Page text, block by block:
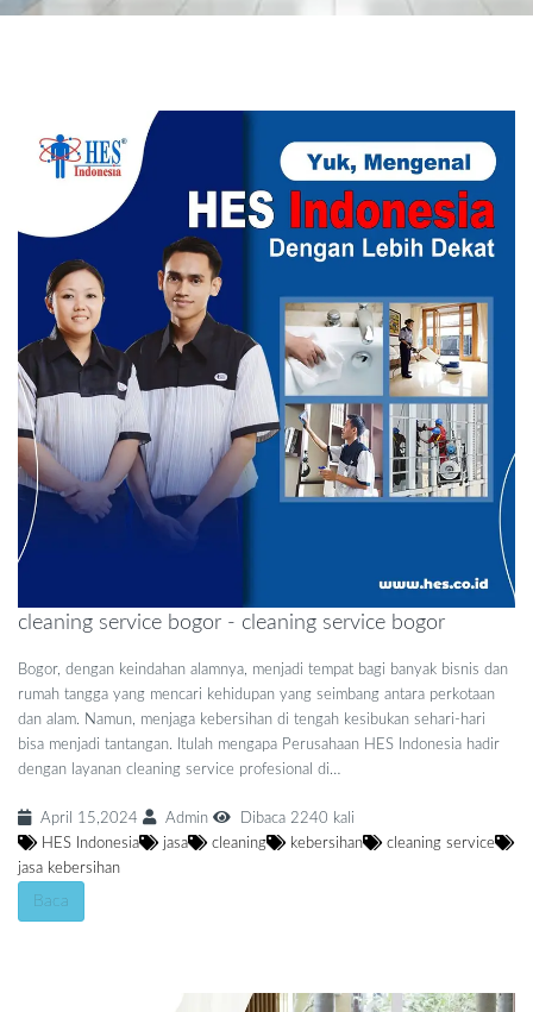
cleaning service bogor - cleaning service bogor
Bogor, dengan keindahan alamnya, menjadi tempat bagi banyak bisnis dan
rumah tangga yang mencari kehidupan yang seimbang antara perkotaan
dan alam. Namun, menjaga kebersihan di tengah kesibukan sehari-hari
bisa menjadi tantangan. Itulah mengapa Perusahaan HES Indonesia hadir
dengan layanan cleaning service profesional di…
April 15,2024 Admin
Dibaca 2240 kali
HES Indonesia
jasa cleaning kebersihan
cleaning service
jasa kebersihan
Baca